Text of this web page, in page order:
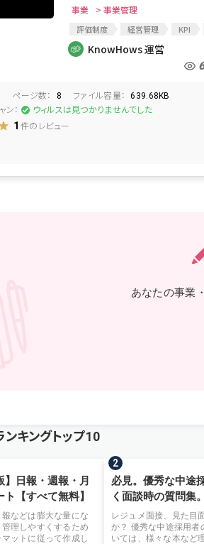
事業 > 事業管理
評価制度 経営管理 KPI
人事DD
人事制度
KnowHows 運営
ページ数： 8 ファイル容量： 639.68KB
ン： ウィルスは見つかりませんでした
1 件のレビュー
あなたの事業
ンキングトップ10
】日報・週報・月
【すべて無料】
報などは膨大な量にな
理しやすくするため
ットに従って作成し
必見。優秀な中途
く面談時の質問集。
レジュメ面接、見た目
か？ 優秀な中途採用者
いては、様々な本など